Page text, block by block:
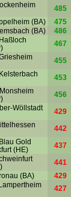
485
(BA) 475
(BA) 486
467
455
453
456
Wöllstadt
429
442
Gold
(HE)
437
441
(BA) 429
427